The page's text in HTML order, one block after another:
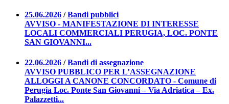
25.06.2026 /Bandi pubblici
AVVISO - MANIFESTAZIONE DI INTERESSE
LOCALI COMMERCIALI PERUGIA, LOC. PONTE
SAN GIOVANNI...
22.06.2026 /Bandi di assegnazione
AVVISO PUBBLICO PER L’ASSEGNAZIONE
ALLOGGI A CANONE CONCORDATO - Comune di
Perugia Loc. Ponte San Giovanni – Via Adriatica – Ex.
Palazzetti...